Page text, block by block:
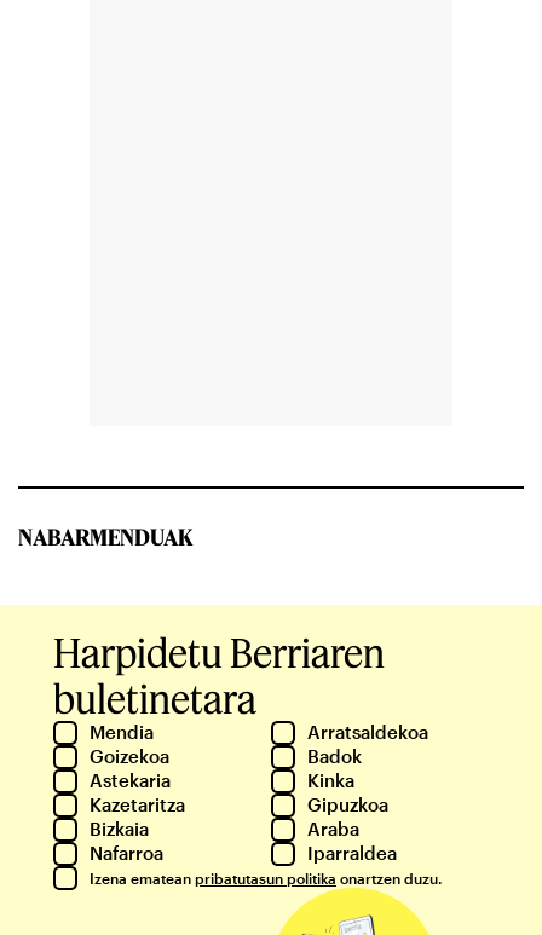
NABARMENDUAK
Harpidetu Berriaren
buletinetara
Mendia
Arratsaldekoa
Goizekoa
Badok
Astekaria
Kinka
Kazetaritza
Gipuzkoa
Bizkaia
Araba
Nafarroa
Iparraldea
Izena ematean pribatutasun politika onartzen duzu.